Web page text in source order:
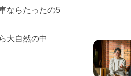
ならたったの5
大自然の中